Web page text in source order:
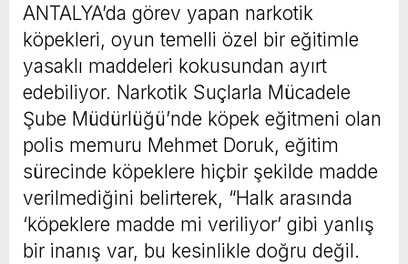
ANTALYA’da görev yapan narkotik
köpekleri, oyun temelli özel bir eğitimle
yasaklı maddeleri kokusundan ayırt
edebiliyor. Narkotik Suçlarla Mücadele
Şube Müdürlüğü’nde köpek eğitmeni olan
polis memuru Mehmet Doruk, eğitim
sürecinde köpeklere hiçbir şekilde madde
verilmediğini belirterek, “Halk arasında
‘köpeklere madde mi veriliyor’ gibi yanlış
bir inanış var, bu kesinlikle doğru değil.